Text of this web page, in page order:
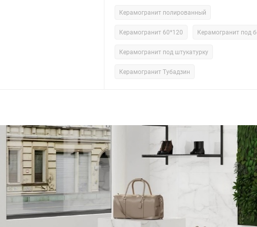
Керамогранит полированный
Керамогранит 60*120 Керамогранит под
Керамогранит под штукатурку
Керамогранит Тубадзин